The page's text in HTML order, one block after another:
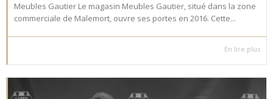
Meubles Gautier Le magasin Meubles Gautier, situé dans la zone
commerciale de Malemort, ouvre ses portes en 2016. Cette...
En lire plus